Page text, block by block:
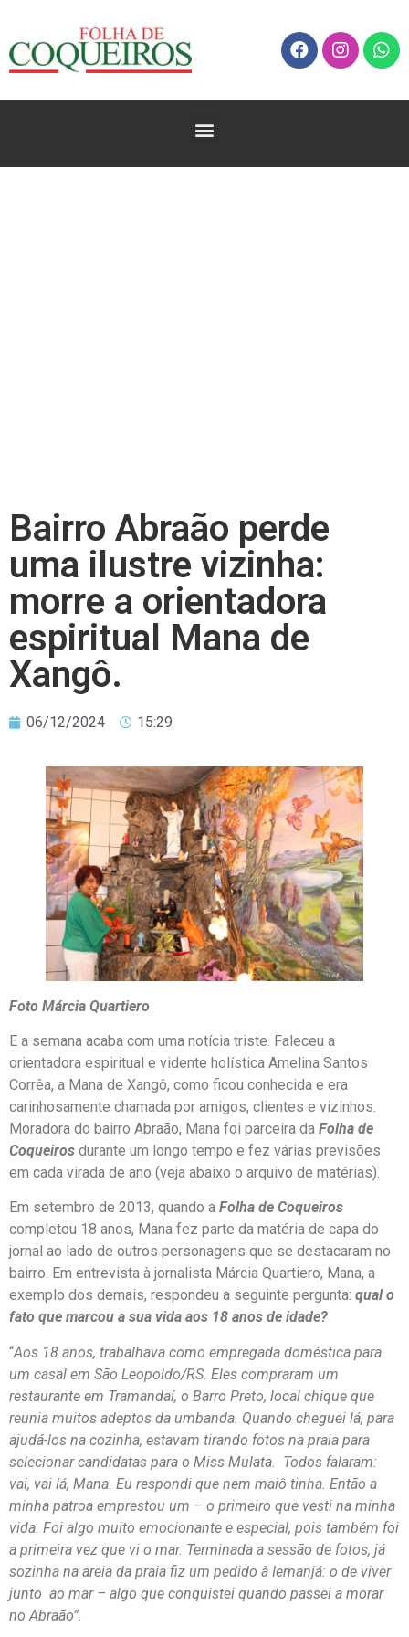
Bairro Abraão perde
uma ilustre vizinha:
morre a orientadora
espiritual Mana de
Xangô.
06/12/2024 15:29
Foto Márcia Quartiero
E a semana acaba com uma notícia triste. Faleceu a
orientadora espiritual e vidente holística Amelina Santos
Corrêa, a Mana de Xangô, como ficou conhecida e era
carinhosamente chamada por amigos, clientes e vizinhos.
Moradora do bairro Abraão, Mana foi parceira da Folha de
Coqueiros durante um longo tempo e fez várias previsões
em cada virada de ano (veja abaixo o arquivo de matérias).
Em setembro de 2013, quando a Folha de Coqueiros
completou 18 anos, Mana fez parte da matéria de capa do
jornal ao lado de outros personagens que se destacaram no
bairro. Em entrevista à jornalista Márcia Quartiero, Mana, a
exemplo dos demais, respondeu a seguinte pergunta: qual o
fato que marcou a sua vida aos 18 anos de idade?
“Aos 18 anos, trabalhava como empregada doméstica para
um casal em São Leopoldo/RS. Eles compraram um
restaurante em Tramandaí, o Barro Preto, local chique que
reunia muitos adeptos da umbanda. Quando cheguei lá, para
ajudá-los na cozinha, estavam tirando fotos na praia para
selecionar candidatas para o Miss Mulata. Todos falaram:
vai, vai lá, Mana. Eu respondi que nem maiô tinha. Então a
minha patroa emprestou um – o primeiro que vesti na minha
vida. Foi algo muito emocionante e especial, pois também foi
a primeira vez que vi o mar. Terminada a sessão de fotos, já
sozinha na areia da praia fiz um pedido à Iemanjá: o de viver
junto ao mar – algo que conquistei quando passei a morar
no Abraão”.